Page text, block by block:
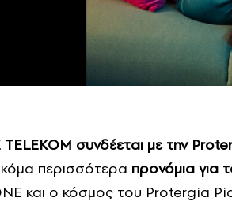
TELEKOM συνδέεται με την
περισσότερα προνόμια για
και ο κόσμος του Protergia